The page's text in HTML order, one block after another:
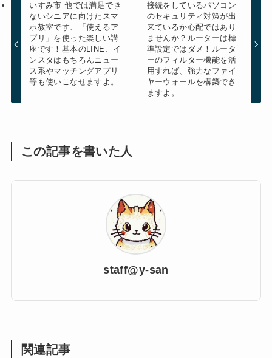
いすみ市 他では満足でき
ないシニアに向けたスマ
ホ教室です、「使えるア
プリ」を使った楽しい講
座です！基本のLINE、イ
ンスタはもちろんニュー
ス系やマッチングアプリ
等も使いこなせますよ。
接続をしているパソコン
のセキュリティ対策が出
来ているか心配ではあり
ませんか？ルーターは標
準設定ではダメ！ルータ
ーのフィルター機能を活
用すれば、強力なファイ
ヤーウォールを構築でき
ますよ。
この記事を書いた人
staff@y-san
関連記事